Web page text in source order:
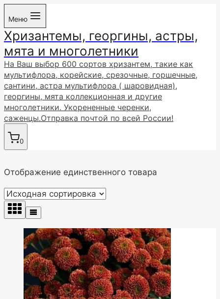
Перейти
содержимому
Меню
Хризантемы, георгины, астры,
мята и многолетники
На Ваш выбор 600 сортов хризантем, такие как
мультифлора, корейские, срезочные, горшечные,
сантини, астра мультифлора ( шаровидная),
георгины, мята коллекционная и другие
многолетники. Укорененные черенки,
саженцы.Отправка почтой по всей России!
0
Отображение единственного товара